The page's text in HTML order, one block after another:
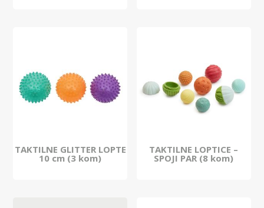
TAKTILNE GLITTER LOPTE
10 cm (3 kom)
TAKTILNE LOPTICE –
SPOJI PAR (8 kom)